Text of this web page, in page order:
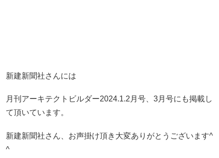
新建新聞社さんには
月刊アーキテクトビルダー2024.1.2月号、3月号にも掲載し
て頂いています。
新建新聞社さん、お声掛け頂き大変ありがとうございます^
^